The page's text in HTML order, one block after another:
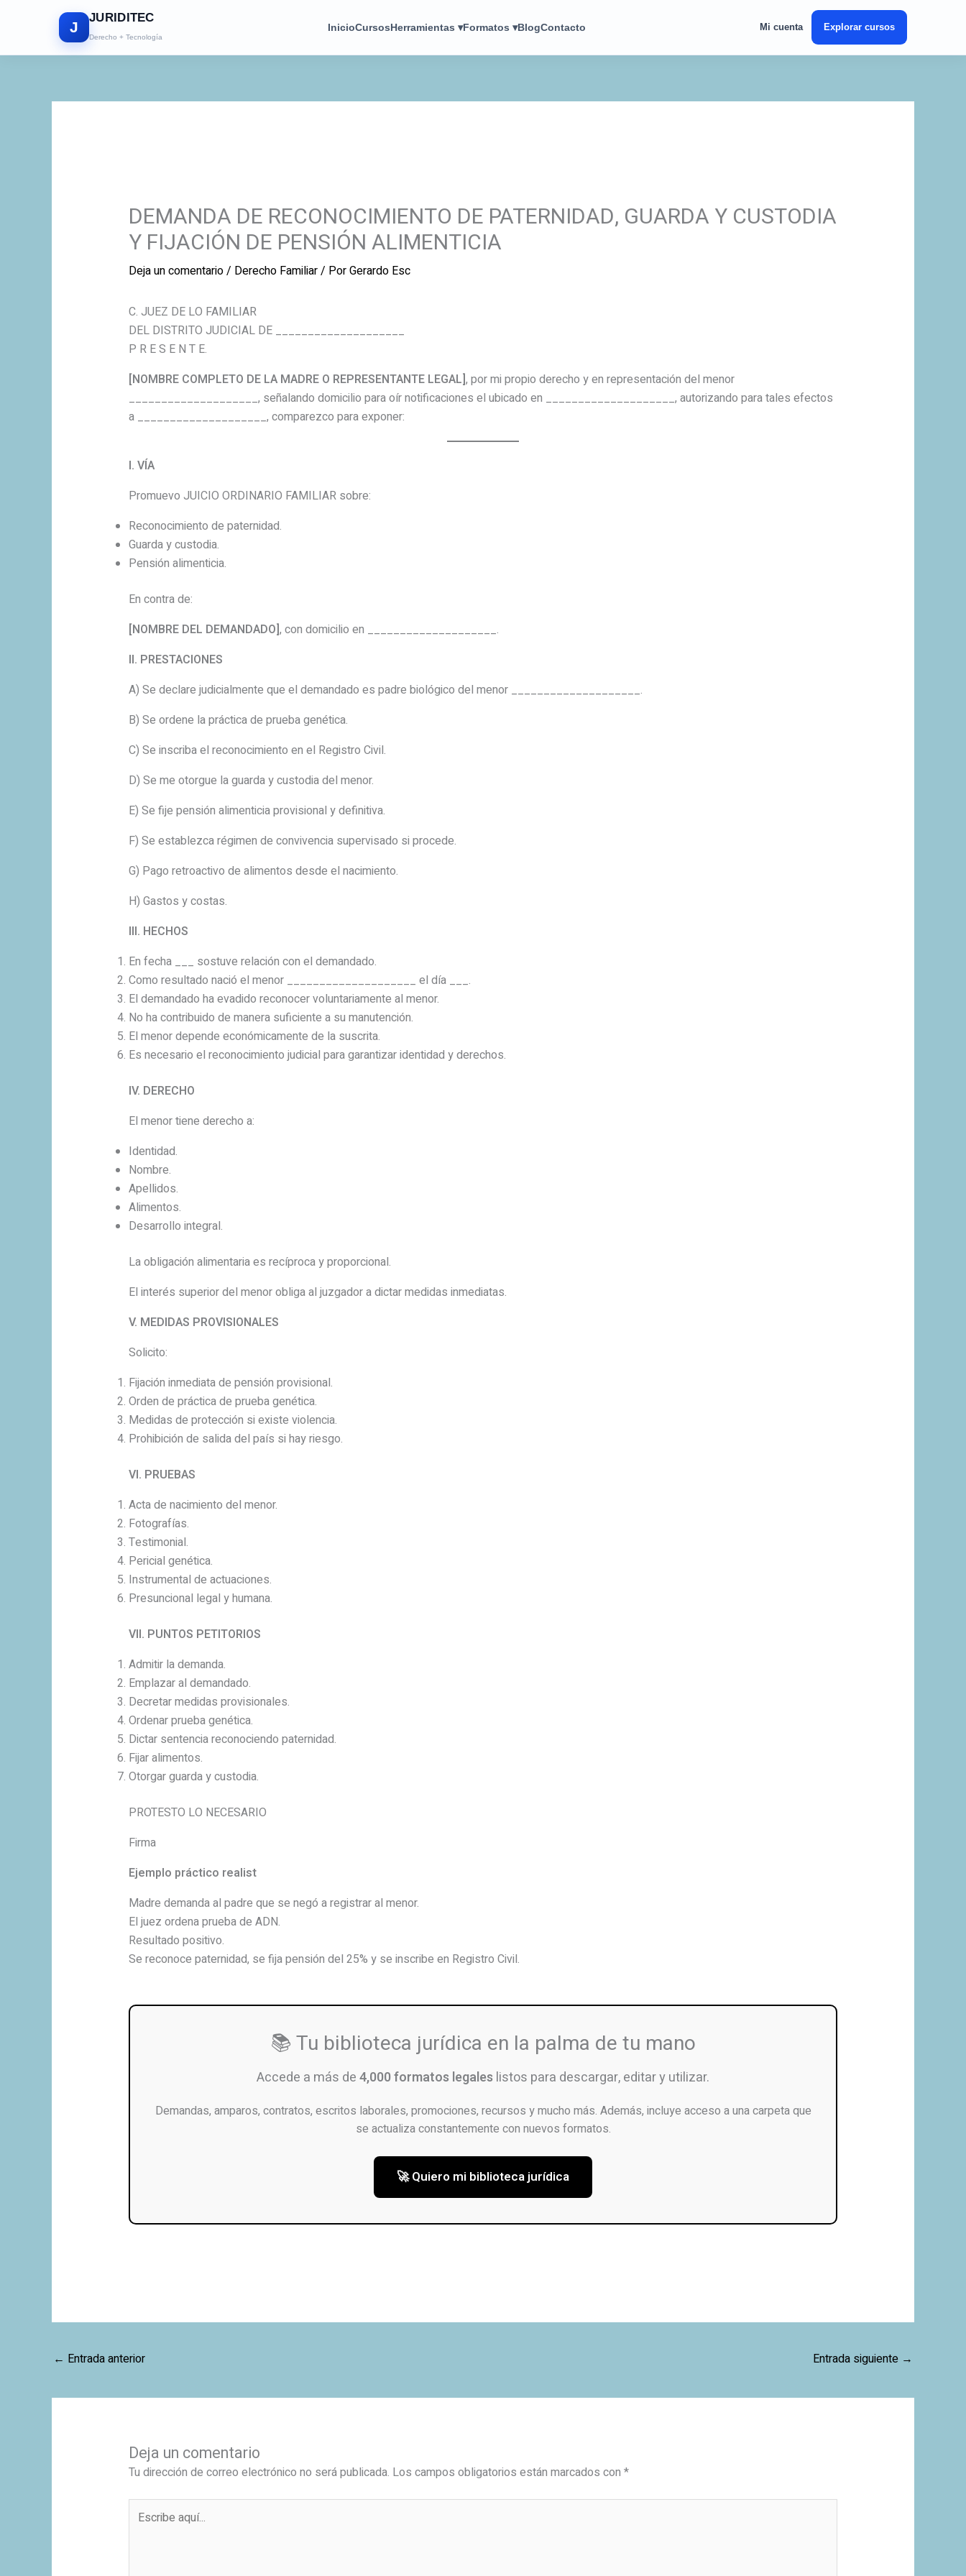
J
JURIDITEC
Derecho + Tecnología
InicioCursosHerramientas ▾Formatos ▾BlogContacto Mi cuenta Explorar cursos
DEMANDA DE RECONOCIMIENTO DE PATERNIDAD, GUARDA Y CUSTODIA
Y FIJACIÓN DE PENSIÓN ALIMENTICIA
Deja un comentario/ Derecho Familiar/ PorGerardo Esc
C. JUEZ DE LO FAMILIAR
DEL DISTRITO JUDICIAL DE ____________________
P R E S E N T E.
[NOMBRE COMPLETO DE LA MADRE O REPRESENTANTE LEGAL], por mi propio derecho y en representación del menor
____________________, señalando domicilio para oír notificaciones el ubicado en ____________________, autorizando para tales efectos
a ____________________, comparezco para exponer:
I. VÍA
Promuevo JUICIO ORDINARIO FAMILIAR sobre:
Reconocimiento de paternidad.
Guarda y custodia.
Pensión alimenticia.
En contra de:
[NOMBRE DEL DEMANDADO], con domicilio en ____________________.
II. PRESTACIONES
A) Se declare judicialmente que el demandado es padre biológico del menor ____________________.
B) Se ordene la práctica de prueba genética.
C) Se inscriba el reconocimiento en el Registro Civil.
D) Se me otorgue la guarda y custodia del menor.
E) Se fije pensión alimenticia provisional y definitiva.
F) Se establezca régimen de convivencia supervisado si procede.
G) Pago retroactivo de alimentos desde el nacimiento.
H) Gastos y costas.
III. HECHOS
En fecha ___ sostuve relación con el demandado.
Como resultado nació el menor ____________________ el día ___.
El demandado ha evadido reconocer voluntariamente al menor.
No ha contribuido de manera suficiente a su manutención.
El menor depende económicamente de la suscrita.
Es necesario el reconocimiento judicial para garantizar identidad y derechos.
IV. DERECHO
El menor tiene derecho a:
Identidad.
Nombre.
Apellidos.
Alimentos.
Desarrollo integral.
La obligación alimentaria es recíproca y proporcional.
El interés superior del menor obliga al juzgador a dictar medidas inmediatas.
V. MEDIDAS PROVISIONALES
Solicito:
Fijación inmediata de pensión provisional.
Orden de práctica de prueba genética.
Medidas de protección si existe violencia.
Prohibición de salida del país si hay riesgo.
VI. PRUEBAS
Acta de nacimiento del menor.
Fotografías.
Testimonial.
Pericial genética.
Instrumental de actuaciones.
Presuncional legal y humana.
VII. PUNTOS PETITORIOS
Admitir la demanda.
Emplazar al demandado.
Decretar medidas provisionales.
Ordenar prueba genética.
Dictar sentencia reconociendo paternidad.
Fijar alimentos.
Otorgar guarda y custodia.
PROTESTO LO NECESARIO
Firma
Ejemplo práctico realist
Madre demanda al padre que se negó a registrar al menor.
El juez ordena prueba de ADN.
Resultado positivo.
Se reconoce paternidad, se fija pensión del 25% y se inscribe en Registro Civil.
📚 Tu biblioteca jurídica en la palma de tu mano
Accede a más de4,000 formatos legales listos para descargar, editar y utilizar.
Demandas, amparos, contratos, escritos laborales, promociones, recursos y mucho más. Además, incluye acceso a una carpeta que
se actualiza constantemente con nuevos formatos.
🚀 Quiero mi biblioteca jurídica
← Entrada anterior Entrada siguiente →
Deja un comentario
Tu dirección de correo electrónico no será publicada. Los campos obligatorios están marcados con *
aquí...